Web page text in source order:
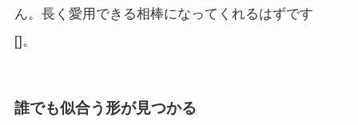
ん。長く愛用できる相棒になってくれるはずです
[]。
誰でも似合う形が見つかる